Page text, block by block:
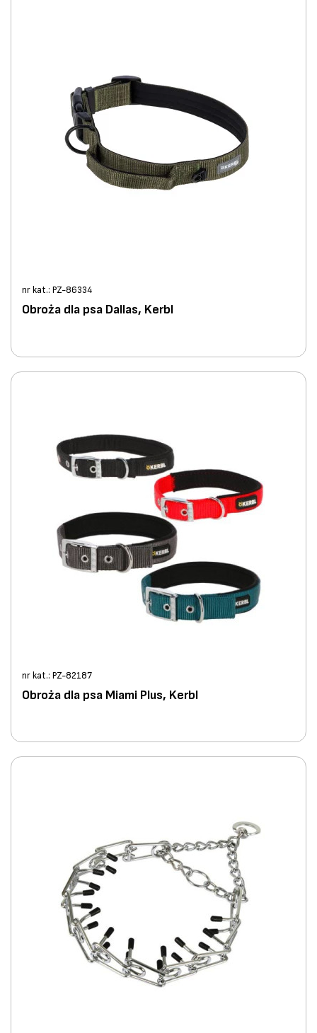
nr kat.: PZ-86334
Obroża dla psa Dallas, Kerbl
nr kat.: PZ-82187
Obroża dla psa Miami Plus, Kerbl